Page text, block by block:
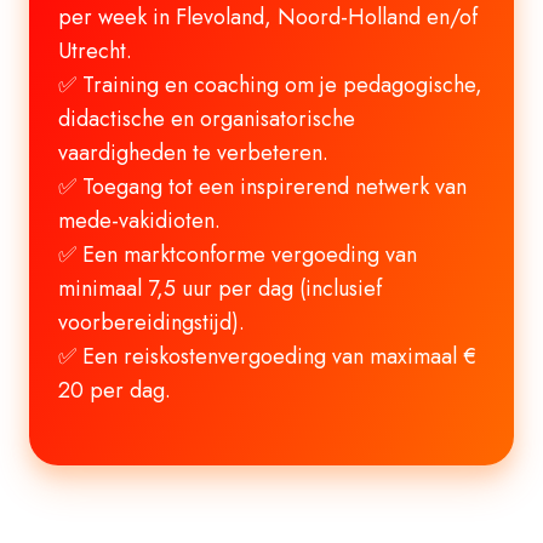
per week in Flevoland, Noord-Holland en/of
Utrecht.
✅ Training en coaching om je pedagogische,
didactische en organisatorische
vaardigheden te verbeteren.
✅ Toegang tot een inspirerend netwerk van
mede-vakidioten.
✅ Een marktconforme vergoeding van
minimaal 7,5 uur per dag (inclusief
voorbereidingstijd).
✅ Een reiskostenvergoeding van maximaal €
20 per dag.